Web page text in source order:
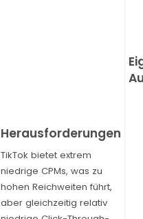
TikTok bietet extrem
niedrige CPMs, was zu
hohen Reichweiten führt,
aber gleichzeitig relativ